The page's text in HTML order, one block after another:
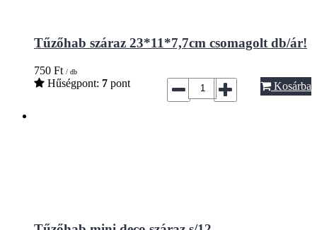
Tűzőhab száraz 23*11*7,7cm csomagolt db/ár!
750 Ft / db
Hűségpont: 7 pont Kosárba